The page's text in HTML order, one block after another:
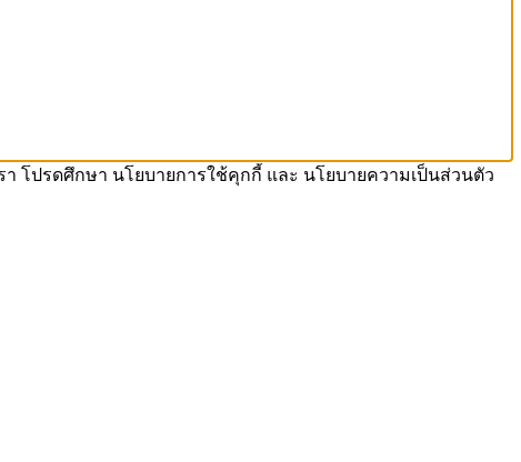
า โปรดศึกษา นโยบายการใช้คุกกี้ และ นโยบายความเป็นส่วนตัว